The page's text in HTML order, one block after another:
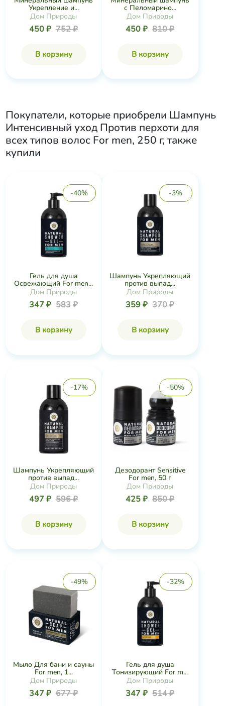
Укрепление и...
Дом Природы
450 ₽ 752 ₽
В корзину
с Пеломарино...
Дом Природы
450 ₽ 810 ₽
В корзину
Покупатели, которые приобрели Шампунь
Интенсивный уход Против перхоти для
всех типов волос For men, 250 г, также
купили
-40%
Гель для душа
Освежающий For men...
Дом Природы
347 ₽ 583 ₽
В корзину
-3%
Шампунь Укрепляющий
против выпад...
Дом Природы
359 ₽ 370 ₽
В корзину
-17%
Шампунь Укрепляющий
против выпад...
Дом Природы
497 ₽ 596 ₽
В корзину
-50%
Дезодорант Sensitive
For men, 50 г
Дом Природы
425 ₽ 850 ₽
В корзину
-49%
Мыло Для бани и сауны
For men, 1...
Дом Природы
347 ₽ 677 ₽
-32%
Гель для душа
Тонизирующий For m...
Дом Природы
347 ₽ 514 ₽